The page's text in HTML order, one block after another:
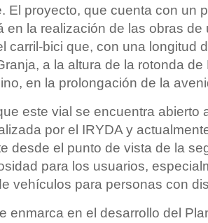
El proyecto, que cuenta con un
en la realización de las obras
carril-bici que, con una longitud
a la altura de la rotonda
en la prolongación de la
este vial se encuentra abierto
por el IRYDA y
desde el punto de vista de la
para los usuarios,
vehículos para personas con
enmarca en el desarrollo del